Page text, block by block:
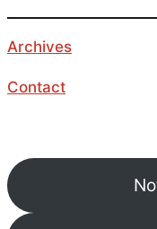
Archives
Contact